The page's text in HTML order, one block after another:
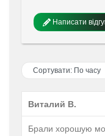
Написати
Виталий В.
Брали хорошую